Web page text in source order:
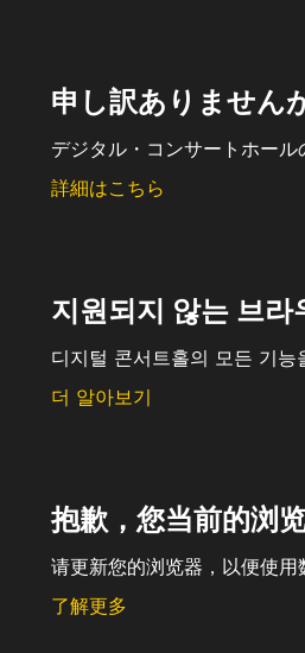
申し訳ありません
デジタル・コンサートホー
詳細はこちら
지원되지 않는 브라
디지털 콘서트홀의 모든 기
더 알아보기
抱歉，您当前的浏
请更新您的浏览器，以便使用
了解更多